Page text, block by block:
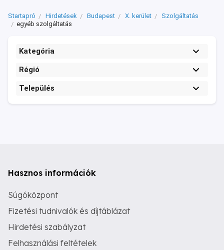
Startapró Hirdetések Budapest X. kerület
Szolgáltatás
egyéb szolgáltatás
Kategória
Régió
Település
Hasznos információk
Súgóközpont
Fizetési tudnivalók és díjtáblázat
Hirdetési szabályzat
Felhasználási feltételek